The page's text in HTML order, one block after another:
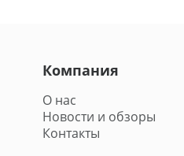
Компания
О нас
Новости и обзоры
Контакты